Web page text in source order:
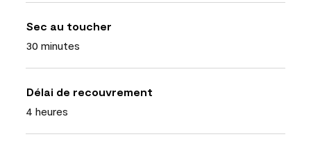
Sec au toucher
30 minutes
Délai de recouvrement
4 heures